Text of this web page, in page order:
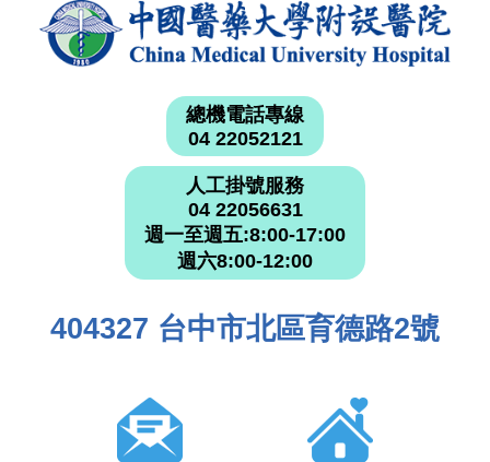
總機電話專線
04 22052121
人工掛號服務
04 22056631
週一至週五:8:00-17:00
週六8:00-12:00
404327 台中市北區育德路2號